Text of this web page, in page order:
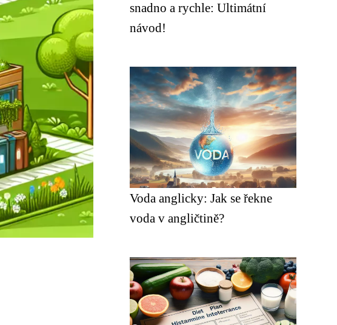
snadno a rychle: Ultimátní
návod!
Voda anglicky: Jak se řekne
voda v angličtině?